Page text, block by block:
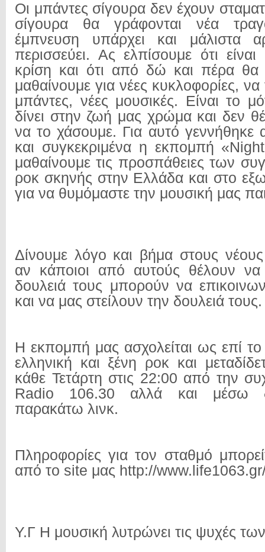
Οι μπάντες σίγουρα δεν έχουν
σίγουρα θα γράφονται νέα
έμπνευση υπάρχει και μάλιστα
περισσεύει. Ας ελπίσουμε ότι
κρίση και ότι από δώ και πέρα θα
μαθαίνουμε για νέες κυκλοφορίες,
μπάντες, νέες μουσικές. Είναι το
δίνει στην ζωή μας χρώμα και δεν
να το χάσουμε. Για αυτό γεννήθηκε
και συγκεκριμένα η εκπομπή
μαθαίνουμε τις προσπάθειες των
ροκ σκηνής στην Ελλάδα και στο
για να θυμόμαστε την μουσική μας
Δίνουμε λόγο και βήμα στους νέους
αν κάποιοι από αυτούς θέλουν να
δουλειά τους μπορούν να
και να μας στείλουν την δουλειά τους.
Η εκπομπή μας ασχολείται ως επί το
ελληνική και ξένη ροκ και
κάθε Τετάρτη στις 22:00 από την
Radio 106.30 αλλά και μέσω
παρακάτω λινκ.
Πληροφορίες για τον σταθμό
από το site μας http://
Υ.Γ Η μουσική λυτρώνει τις ψυχές